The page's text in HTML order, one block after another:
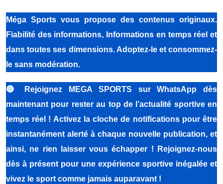
Méga Sports vous propose des contenus originaux.
Fiabilité des informations, Informations en temps réel et
dans toutes ses dimensions. Adoptez-le et consommez-
le sans modération.
🔴
Rejoignez MEGA SPORTS sur WhatsApp dès
maintenant pour rester au top de l’actualité sportive en
temps réel ! Activez la cloche de notifications pour être
instantanément alerté à chaque nouvelle publication, et
ainsi, ne rien laisser vous échapper ! Rejoignez-nous
dès à présent pour une expérience sportive inégalée et
vivez le sport comme jamais auparavant !